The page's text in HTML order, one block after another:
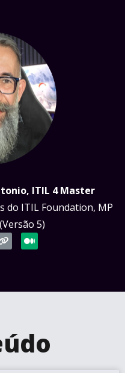
ITIL 4 Master
do ITIL Foundation, MP
5)